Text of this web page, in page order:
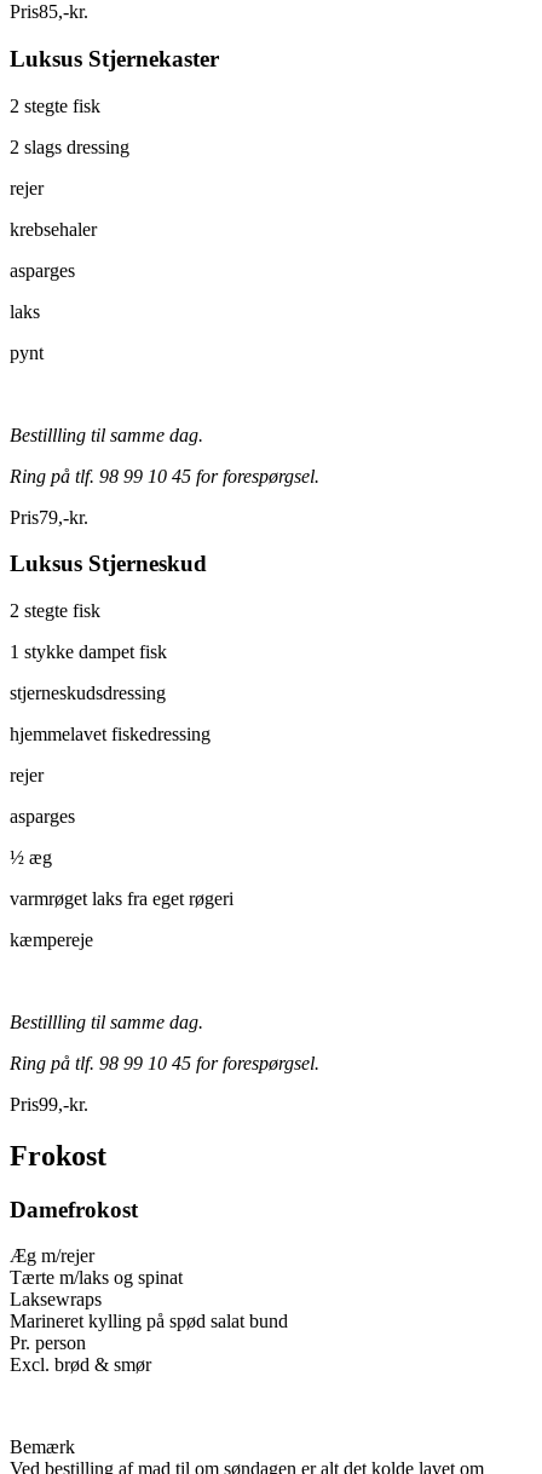
Pris85,-kr.
Luksus Stjernekaster
2 stegte fisk
2 slags dressing
rejer
krebsehaler
asparges
laks
pynt
Bestillling til samme dag.
Ring på tlf. 98 99 10 45 for forespørgsel.
Pris79,-kr.
Luksus Stjerneskud
2 stegte fisk
1 stykke dampet fisk
stjerneskudsdressing
hjemmelavet fiskedressing
rejer
asparges
½ æg
varmrøget laks fra eget røgeri
kæmpereje
Bestillling til samme dag.
Ring på tlf. 98 99 10 45 for forespørgsel.
Pris99,-kr.
Frokost
Damefrokost
Æg m/rejer
Tærte m/laks og spinat
Laksewraps
Marineret kylling på spød salat bund
Pr. person
Excl. brød & smør
Bemærk
Ved bestilling af mad til om søndagen er alt det kolde lavet om